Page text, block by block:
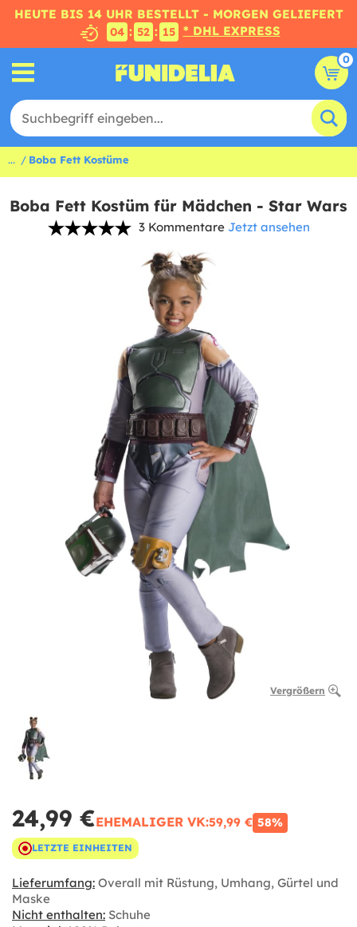
HEUTE BIS 14 UHR BESTELLT - MORGEN GELIEFERT
04 : 52 : 14 * DHL EXPRESS
0
... Boba Fett Kostüme
Boba Fett Kostüm für Mädchen - Star Wars
3 Kommentare Jetzt ansehen
Vergrößern
24,99 €EHEMALIGER VK:59,99 € 58%
LETZTE EINHEITEN
Lieferumfang: Overall mit Rüstung, Umhang, Gürtel und
Maske
Nicht enthalten: Schuhe